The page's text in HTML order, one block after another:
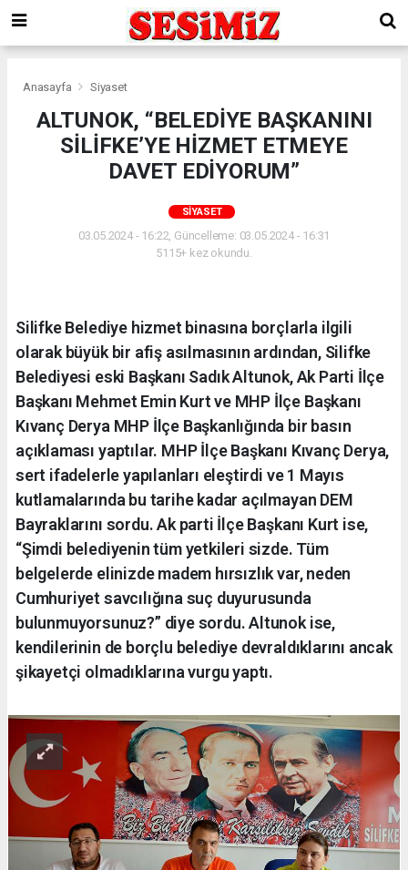
Anasayfa Siyaset
ALTUNOK, “BELEDİYE BAŞKANINI
SİLİFKE’YE HİZMET ETMEYE
DAVET EDİYORUM”
SIYASET
03.05.2024 - 16:22, Güncelleme: 03.05.2024 - 16:31
5115+ kez okundu.
Silifke Belediye hizmet binasına borçlarla ilgili
olarak büyük bir afiş asılmasının ardından, Silifke
Belediyesi eski Başkanı Sadık Altunok, Ak Parti İlçe
Başkanı Mehmet Emin Kurt ve MHP İlçe Başkanı
Kıvanç Derya MHP İlçe Başkanlığında bir basın
açıklaması yaptılar. MHP İlçe Başkanı Kıvanç Derya,
sert ifadelerle yapılanları eleştirdi ve 1 Mayıs
kutlamalarında bu tarihe kadar açılmayan DEM
Bayraklarını sordu. Ak parti İlçe Başkanı Kurt ise,
“Şimdi belediyenin tüm yetkileri sizde. Tüm
belgelerde elinizde madem hırsızlık var, neden
Cumhuriyet savcılığına suç duyurusunda
bulunmuyorsunuz?” diye sordu. Altunok ise,
kendilerinin de borçlu belediye devraldıklarını ancak
şikayetçi olmadıklarına vurgu yaptı.